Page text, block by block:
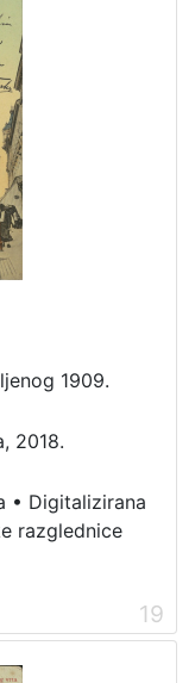
1909.
2018.
• Digitalizirana
razglednice
19